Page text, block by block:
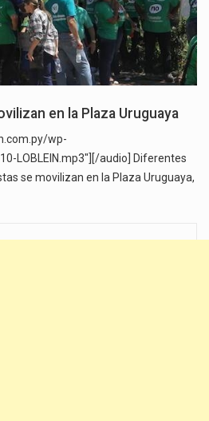
en la Plaza Uruguaya
wp-
LOBLEIN.mp3"][/audio] Diferentes
se movilizan en la Plaza Uruguaya,